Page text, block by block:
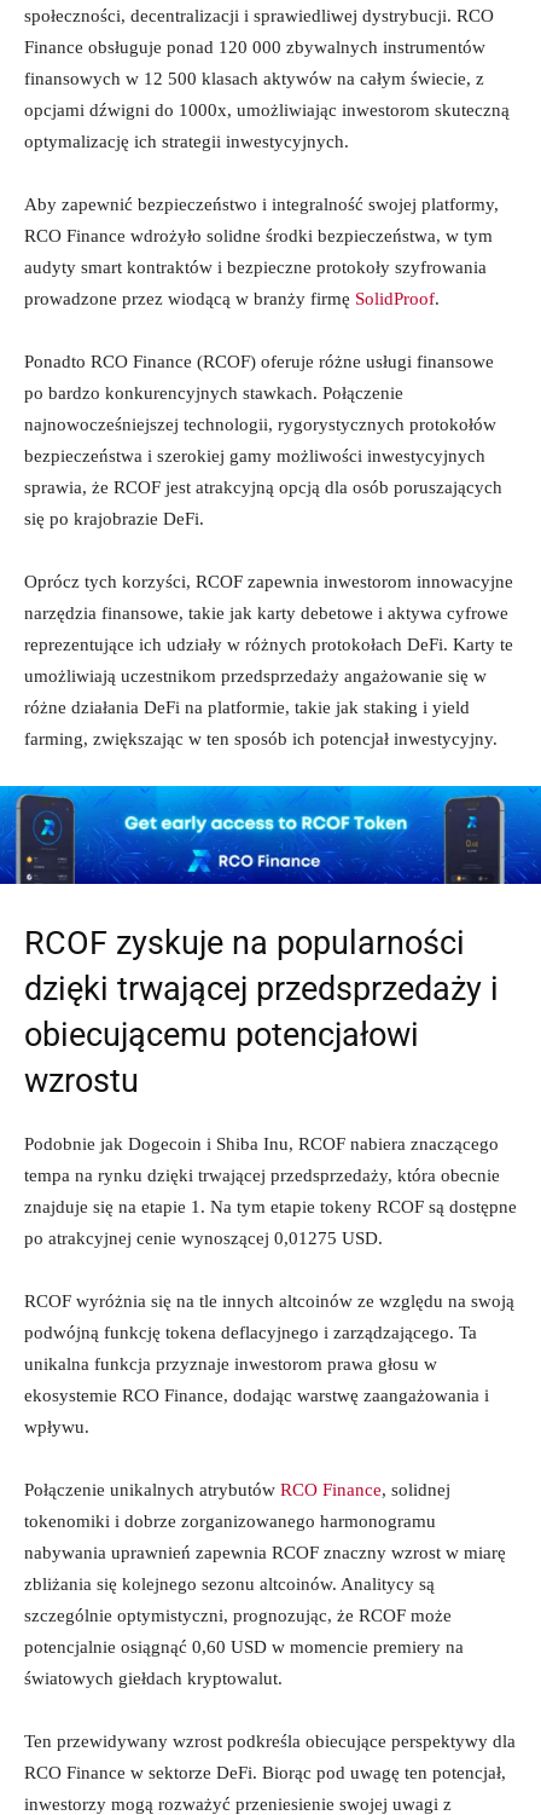
społeczności, decentralizacji i sprawiedliwej dystrybucji. RCO
Finance obsługuje ponad 120 000 zbywalnych instrumentów
finansowych w 12 500 klasach aktywów na całym świecie, z
opcjami dźwigni do 1000x, umożliwiając inwestorom skuteczną
optymalizację ich strategii inwestycyjnych.
Aby zapewnić bezpieczeństwo i integralność swojej platformy,
RCO Finance wdrożyło solidne środki bezpieczeństwa, w tym
audyty smart kontraktów i bezpieczne protokoły szyfrowania
prowadzone przez wiodącą w branży firmę SolidProof.
Ponadto RCO Finance (RCOF) oferuje różne usługi finansowe
po bardzo konkurencyjnych stawkach. Połączenie
najnowocześniejszej technologii, rygorystycznych protokołów
bezpieczeństwa i szerokiej gamy możliwości inwestycyjnych
sprawia, że RCOF jest atrakcyjną opcją dla osób poruszających
się po krajobrazie DeFi.
Oprócz tych korzyści, RCOF zapewnia inwestorom innowacyjne
narzędzia finansowe, takie jak karty debetowe i aktywa cyfrowe
reprezentujące ich udziały w różnych protokołach DeFi. Karty te
umożliwiają uczestnikom przedsprzedaży angażowanie się w
różne działania DeFi na platformie, takie jak staking i yield
farming, zwiększając w ten sposób ich potencjał inwestycyjny.
RCOF zyskuje na popularności
dzięki trwającej przedsprzedaży i
obiecującemu potencjałowi
wzrostu
Podobnie jak Dogecoin i Shiba Inu, RCOF nabiera znaczącego
tempa na rynku dzięki trwającej przedsprzedaży, która obecnie
znajduje się na etapie 1. Na tym etapie tokeny RCOF są dostępne
po atrakcyjnej cenie wynoszącej 0,01275 USD.
RCOF wyróżnia się na tle innych altcoinów ze względu na swoją
podwójną funkcję tokena deflacyjnego i zarządzającego. Ta
unikalna funkcja przyznaje inwestorom prawa głosu w
ekosystemie RCO Finance, dodając warstwę zaangażowania i
wpływu.
Połączenie unikalnych atrybutów RCO Finance, solidnej
tokenomiki i dobrze zorganizowanego harmonogramu
nabywania uprawnień zapewnia RCOF znaczny wzrost w miarę
zbliżania się kolejnego sezonu altcoinów. Analitycy są
szczególnie optymistyczni, prognozując, że RCOF może
potencjalnie osiągnąć 0,60 USD w momencie premiery na
światowych giełdach kryptowalut.
Ten przewidywany wzrost podkreśla obiecujące perspektywy dla
RCO Finance w sektorze DeFi. Biorąc pod uwagę ten potencjał,
inwestorzy mogą rozważyć przeniesienie swojej uwagi z